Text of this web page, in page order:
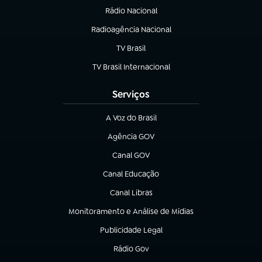
Rádio Nacional
(abre em nova aba)
Radioagência Nacional
(abre em nova aba)
TV Brasil
(abre em nova aba)
TV Brasil Internacional
(abre em nova aba)
Serviços
A Voz do Brasil
(abre em nova aba)
Agência GOV
(abre em nova aba)
Canal GOV
(abre em nova aba)
Canal Educação
(abre em nova aba)
Canal Libras
(abre em nova aba)
Monitoramento e Análise de Mídias
(abre em nova aba)
Publicidade Legal
(abre em nova aba)
Rádio Gov
(abre em nova aba)